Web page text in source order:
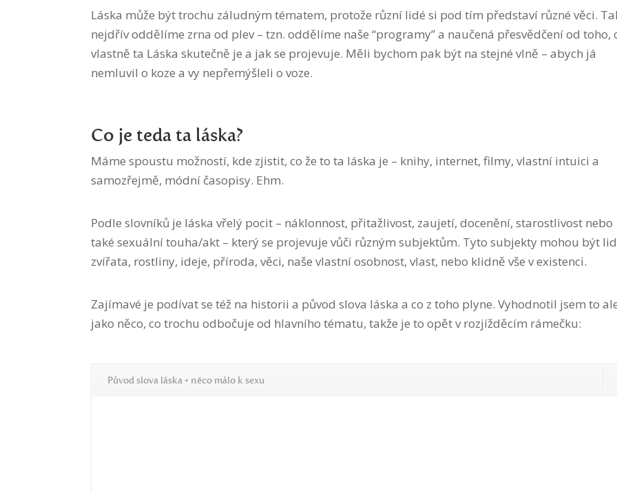
Láska může být trochu záludným tématem, protože různí lidé si pod tím představí různé věci.
nejdřív oddělíme zrna od plev – tzn. oddělíme naše “programy” a naučená přesvědčení od toho,
vlastně ta Láska skutečně je a jak se projevuje. Měli bychom pak být na stejné vlně – abych já
nemluvil o koze a vy nepřemýšleli o voze.
Co je teda ta láska?
Máme spoustu možností, kde zjistit, co že to ta láska je – knihy, internet, filmy, vlastní intuici a
samozřejmě, módní časopisy. Ehm.
Podle slovníků je láska vřelý pocit – náklonnost, přitažlivost, zaujetí, docenění, starostlivost nebo
také sexuální touha/akt – který se projevuje vůči různým subjektům. Tyto subjekty mohou být
zvířata, rostliny, ideje, příroda, věci, naše vlastní osobnost, vlast, nebo klidně vše v existenci.
Zajímavé je podívat se též na historii a původ slova láska a co z toho plyne. Vyhodnotil jsem to
jako něco, co trochu odbočuje od hlavního tématu, takže je to opět v rozjížděcím rámečku:
Původ slova láska + něco málo k sexu